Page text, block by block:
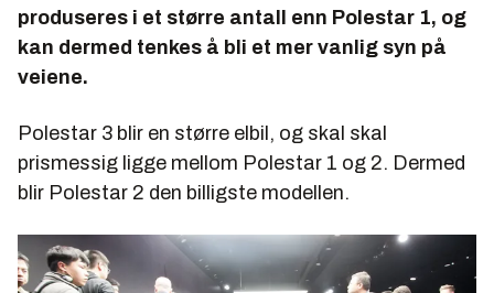
produseres i et større antall enn Polestar 1, og
kan dermed tenkes å bli et mer vanlig syn på
veiene.
Polestar 3 blir en større elbil, og skal skal
prismessig ligge mellom Polestar 1 og 2. Dermed
blir Polestar 2 den billigste modellen.